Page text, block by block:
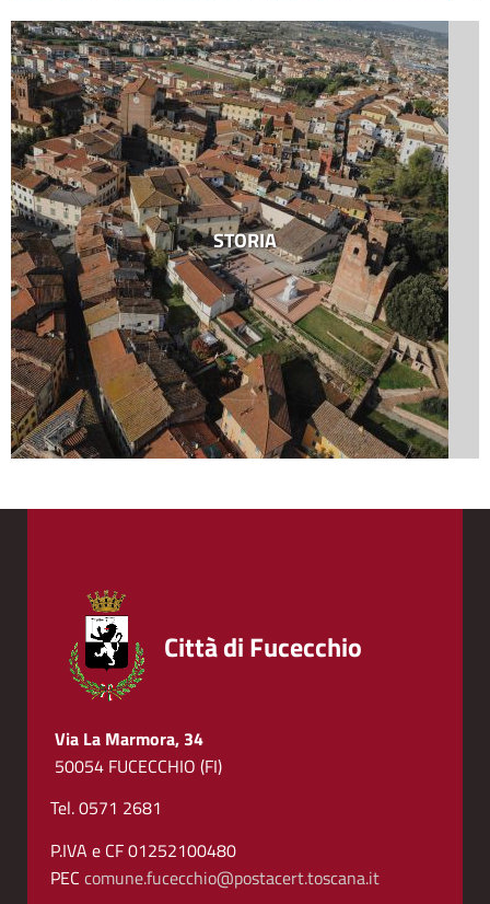
STORIA
Città di Fucecchio
Via La Marmora, 34
50054 FUCECCHIO (FI)
Tel. 0571 2681
P.IVA e CF 01252100480
PEC comune.fucecchio@postacert.toscana.it